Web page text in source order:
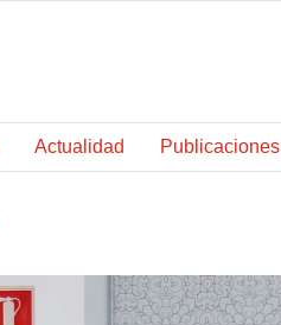
Actualidad Publicaciones